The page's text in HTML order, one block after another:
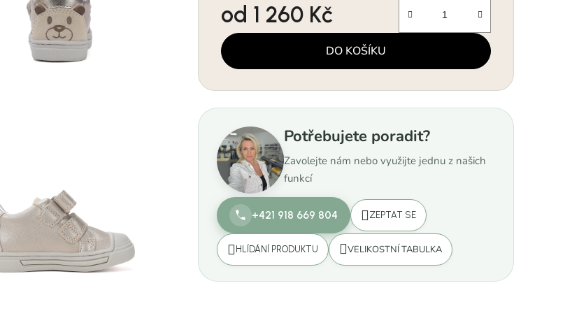
od 1 260 Kč
Měrná cena:
DO KOŠÍKU
Potřebujete poradit?
Zavolejte nám nebo využijte jednu z našich
funkcí
+421 918 669 804 ZEPTAT SE
HLÍDÁNÍ PRODUKTU VELIKOSTNÍ TABULKA